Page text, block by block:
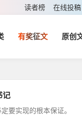
读者榜 在线投稿
有奖征文 原创
记
要实现的根本保证。